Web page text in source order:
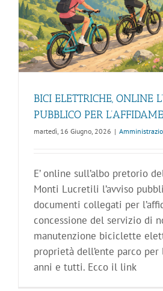
BICI ELETTRICHE, ONLINE
PUBBLICO PER
martedì, 16 Giugno, 2026 |
E’ online sull’albo pretorio
Monti Lucretili l’avviso
documenti collegati per
concessione del servizio di
manutenzione biciclette
proprietà dell’ente parco
anni e tutti. Ecco il link